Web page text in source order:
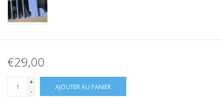
€29,00
+
-
AJOUTER AU PANIER